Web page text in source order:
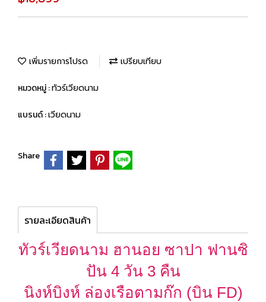
เพิ่มรายการโปรด เปรียบเทียบ
หมวดหมู่ :ทัวร์เวียดนาม
แบรนด์ :เวียดนาม
Share
รายละเอียดสินค้า
ทัวร์เวียดนาม ฮานอย ซาปา ฟานซิ
ปัน 4 วัน 3 คืน
นิงห์บิงห์ ล่องเรือตามก๊ก (บิน FD)